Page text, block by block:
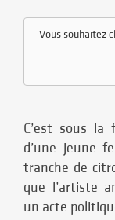
Vous souhaitez
C’est sous la
d’une jeune
tranche de
que l’artiste
un acte